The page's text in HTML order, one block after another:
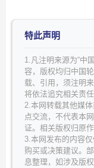
特此声明
1.凡注明来源为“中
容，版权均归中国
载、引用，须注明
将依法追究相关责任
2.本网转载其他媒
点交流，不代表本
证。相关版权归原
3.本网发布的内容
购买或决策建议。
息整理，如涉及版